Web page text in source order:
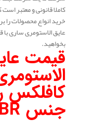
کاملا قانونی و معتبر
خرید انواع محصولات را
عایق الاستومری ساری با
بخواهید.
قیمت
کافلکس
جنس